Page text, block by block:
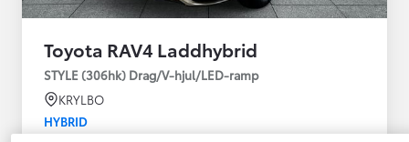
Toyota RAV4 Laddhybrid
STYLE (306hk) Drag/V-hjul/LED-ramp
KRYLBO
HYBRID